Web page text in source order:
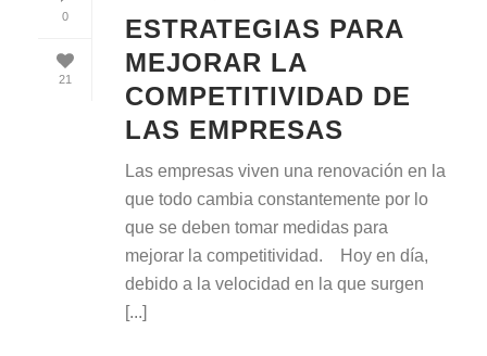
0
21
ESTRATEGIAS PARA
MEJORAR LA
COMPETITIVIDAD DE
LAS EMPRESAS
Las empresas viven una renovación en la
que todo cambia constantemente por lo
que se deben tomar medidas para
mejorar la competitividad. Hoy en día,
debido a la velocidad en la que surgen
[...]